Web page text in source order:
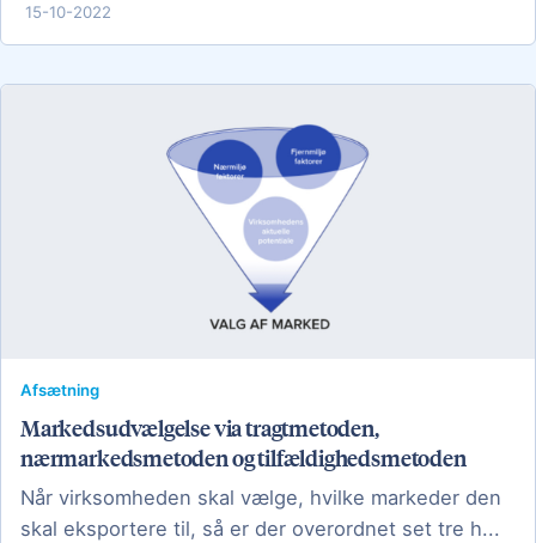
15-10-2022
Afsætning
Markedsudvælgelse via tragtmetoden,
nærmarkedsmetoden og tilfældighedsmetoden
Når virksomheden skal vælge, hvilke markeder den
skal eksportere til, så er der overordnet set tre h...